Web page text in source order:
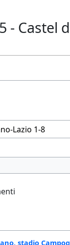
- Castel
stadio